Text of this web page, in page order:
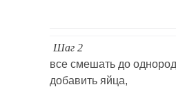
Шаг 2
все смешать до
добавить яйца,